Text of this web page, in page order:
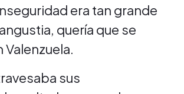
era tan grande
quería que se
sus